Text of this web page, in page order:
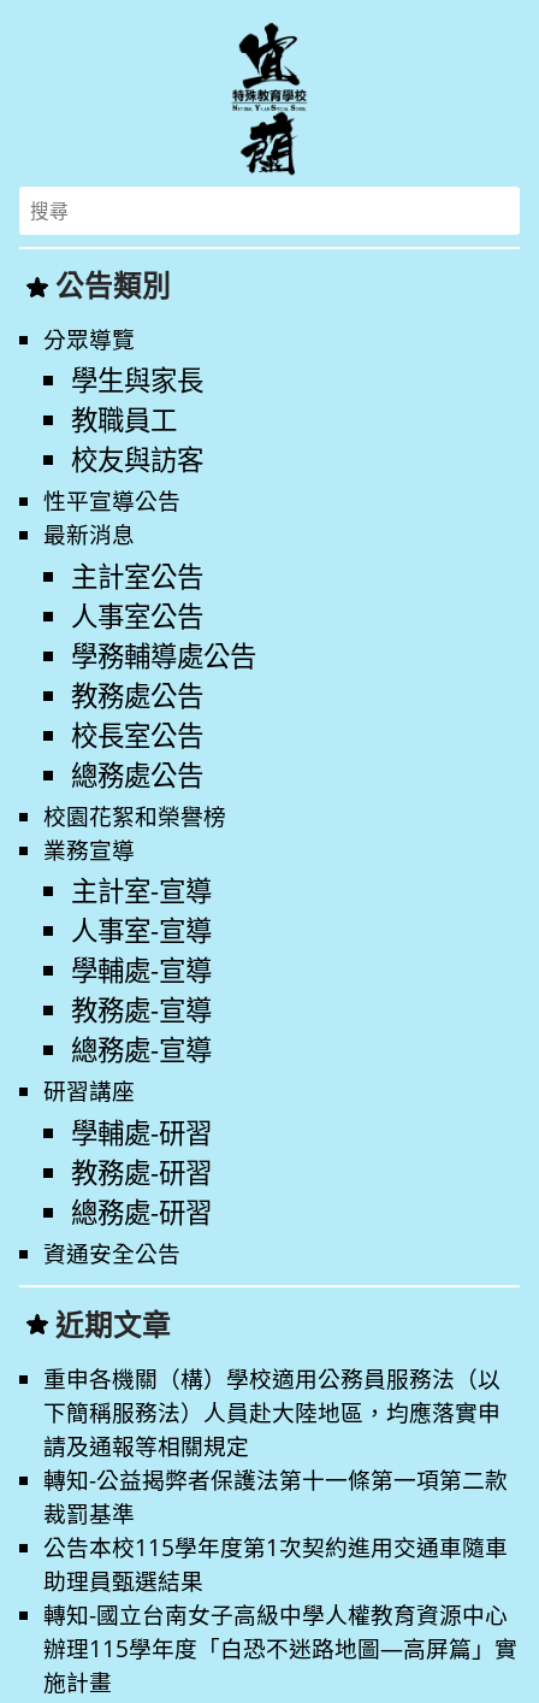
Search
for:
公告類別
分眾導覽
學生與家長
教職員工
校友與訪客
性平宣導公告
最新消息
主計室公告
人事室公告
學務輔導處公告
教務處公告
校長室公告
總務處公告
校園花絮和榮譽榜
業務宣導
主計室-宣導
人事室-宣導
學輔處-宣導
教務處-宣導
總務處-宣導
研習講座
學輔處-研習
教務處-研習
總務處-研習
資通安全公告
近期文章
重申各機關（構）學校適用公務員服務法（以
下簡稱服務法）人員赴大陸地區，均應落實申
請及通報等相關規定
轉知-公益揭弊者保護法第十一條第一項第二款
裁罰基準
公告本校115學年度第1次契約進用交通車隨車
助理員甄選結果
轉知-國立台南女子高級中學人權教育資源中心
辦理115學年度「白恐不迷路地圖—高屏篇」實
施計畫